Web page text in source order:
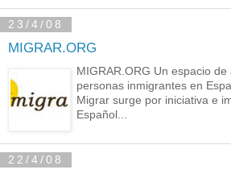
23/4/08
MIGRAR.ORG
MIGRAR.ORG Un espacio de
personas inmigrantes en
Migrar surge por iniciativa e
Español...
22/4/08